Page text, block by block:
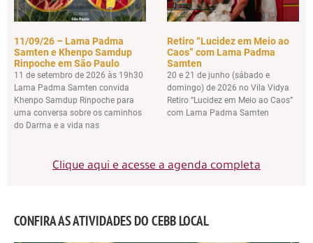
11/09/26 – Lama Padma
Samten e Khenpo Samdup
Rinpoche em São Paulo
11 de setembro de 2026 às 19h30
Lama Padma Samten convida
Khenpo Samdup Rinpoche para
uma conversa sobre os caminhos
do Darma e a vida nas
Retiro “Lucidez em Meio ao
Caos” com Lama Padma
Samten
20 e 21 de junho (sábado e
domingo) de 2026 no Vila Vidya
Retiro “Lucidez em Meio ao Caos”
com Lama Padma Samten
Clique aqui e acesse a agenda completa
CONFIRA AS ATIVIDADES DO CEBB LOCAL